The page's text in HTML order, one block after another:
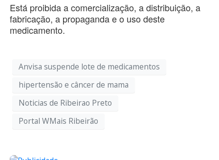
Está proibida a comercialização, a distribuição, a
fabricação, a propaganda e o uso deste
medicamento.
Anvisa suspende lote de medicamentos
hipertensão e câncer de mama
Noticias de Ribeirao Preto
Portal WMais Ribeirão